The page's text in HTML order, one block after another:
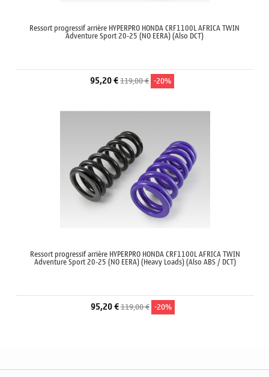
Ressort progressif arrière HYPERPRO HONDA CRF1100L AFRICA TWIN
Adventure Sport 20-25 (NO EERA) (Also DCT)
95,20 €119,00 € -20%
Ressort progressif arrière HYPERPRO HONDA CRF1100L AFRICA TWIN
Adventure Sport 20-25 (NO EERA) (Heavy Loads) (Also ABS / DCT)
95,20 €119,00 € -20%